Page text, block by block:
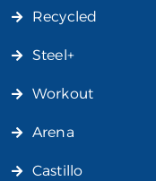
Recycled
Steel+
Workout
Arena
Castillo